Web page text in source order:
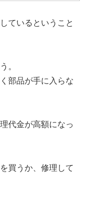
ているということ
。
部品が手に入らな
代金が高額になっ
買うか、修理して